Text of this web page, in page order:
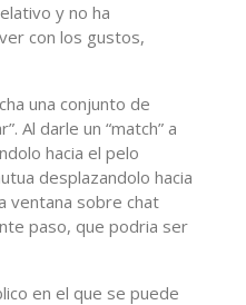
y no ha
con los gustos,
una conjunto de
Al darle un “match” a
hacia el pelo
desplazandolo hacia
ventana sobre chat
paso, que podria ser
en el que se puede